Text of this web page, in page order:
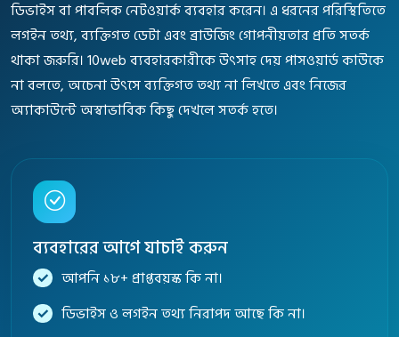
ডিভাইস বা পাবলিক নেটওয়ার্ক ব্যবহার করেন। এ ধরনের পরিস্থিতিতে
লগইন তথ্য, ব্যক্তিগত ডেটা এবং ব্রাউজিং গোপনীয়তার প্রতি সতর্ক
থাকা জরুরি। 10web ব্যবহারকারীকে উৎসাহ দেয় পাসওয়ার্ড কাউকে
না বলতে, অচেনা উৎসে ব্যক্তিগত তথ্য না লিখতে এবং নিজের
অ্যাকাউন্টে অস্বাভাবিক কিছু দেখলে সতর্ক হতে।
ব্যবহারের আগে যাচাই করুন
আপনি ১৮+ প্রাপ্তবয়স্ক কি না।
ডিভাইস ও লগইন তথ্য নিরাপদ আছে কি না।